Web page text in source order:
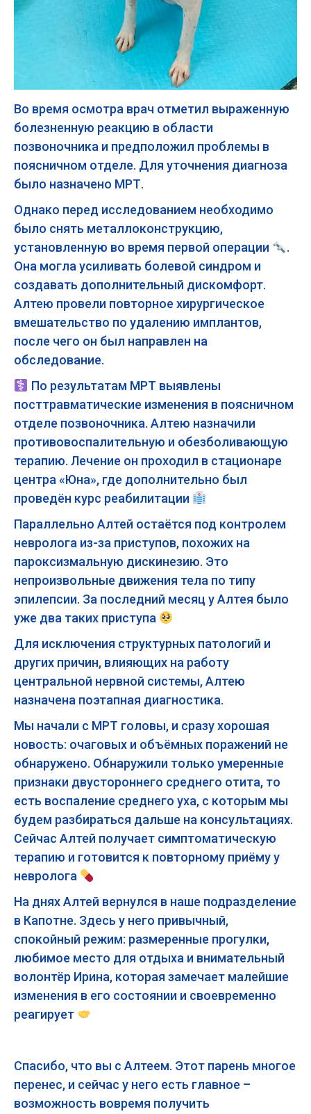
Во время осмотра врач отметил выраженную
болезненную реакцию в области
позвоночника и предположил проблемы в
поясничном отделе. Для уточнения диагноза
было назначено МРТ.
Однако перед исследованием необходимо
было снять металлоконструкцию,
установленную во время первой операции
.
Она могла усиливать болевой синдром и
создавать дополнительный дискомфорт.
Алтею провели повторное хирургическое
вмешательство по удалению имплантов,
после чего он был направлен на
обследование.
По результатам МРТ выявлены
посттравматические изменения в поясничном
отделе позвоночника. Алтею назначили
противовоспалительную и обезболивающую
терапию. Лечение он проходил в стационаре
центра «Юна», где дополнительно был
проведён курс реабилитации
Параллельно Алтей остаётся под контролем
невролога из-за приступов, похожих на
пароксизмальную дискинезию. Это
непроизвольные движения тела по типу
эпилепсии. За последний месяц у Алтея было
уже два таких приступа
Для исключения структурных патологий и
других причин, влияющих на работу
центральной нервной системы, Алтею
назначена поэтапная диагностика.
Мы начали с МРТ головы, и сразу хорошая
новость: очаговых и объёмных поражений не
обнаружено. Обнаружили только умеренные
признаки двустороннего среднего отита, то
есть воспаление среднего уха, с которым мы
будем разбираться дальше на консультациях.
Сейчас Алтей получает симптоматическую
терапию и готовится к повторному приёму у
невролога
На днях Алтей вернулся в наше подразделение
в Капотне. Здесь у него привычный,
спокойный режим: размеренные прогулки,
любимое место для отдыха и внимательный
волонтёр Ирина, которая замечает малейшие
изменения в его состоянии и своевременно
реагирует
Спасибо, что вы с Алтеем. Этот парень многое
перенес, и сейчас у него есть главное –
возможность вовремя получить